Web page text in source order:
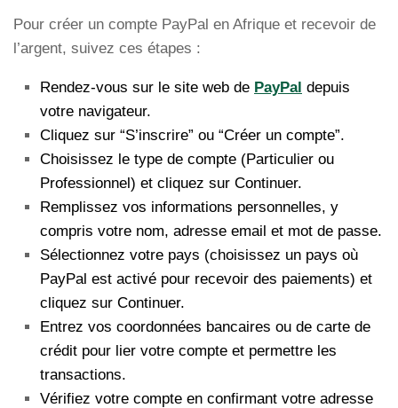
Pour créer un compte PayPal en Afrique et recevoir de
l’argent, suivez ces étapes :
Rendez-vous sur le site web de PayPal depuis
votre navigateur.
Cliquez sur “S’inscrire” ou “Créer un compte”.
Choisissez le type de compte (Particulier ou
Professionnel) et cliquez sur Continuer.
Remplissez vos informations personnelles, y
compris votre nom, adresse email et mot de passe.
Sélectionnez votre pays (choisissez un pays où
PayPal est activé pour recevoir des paiements) et
cliquez sur Continuer.
Entrez vos coordonnées bancaires ou de carte de
crédit pour lier votre compte et permettre les
transactions.
Vérifiez votre compte en confirmant votre adresse